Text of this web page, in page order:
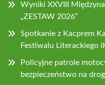
Wyniki XXVIII
„ZESTAW 2026”
Spotkanie z Kacprem
Festiwalu Literackiego
Policyjne patrole
bezpieczeństwo na